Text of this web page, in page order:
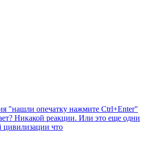
"нашли опечатку нажмите Ctrl+Enter"
Никакой реакции. Или это еще одни
что